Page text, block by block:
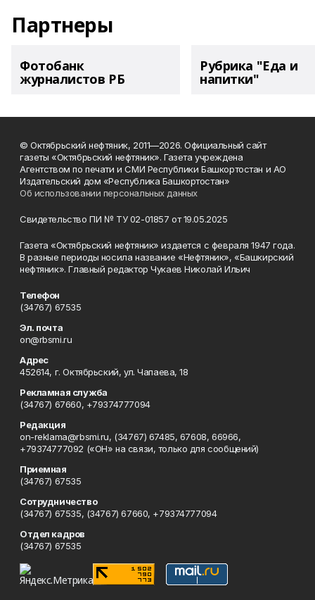
Партнеры
Фотобанк
журналистов РБ
Рубрика "Еда и
напитки"
© Октябрьский нефтяник, 2011—2026. Официальный сайт
газеты «Октябрьский нефтяник». Газета учреждена
Агентством по печати и СМИ Республики Башкортостан и АО
Издательский дом «Республика Башкортостан»
Об использовании персональных данных
Свидетельство ПИ № ТУ 02-01857 от 19.05.2025
Газета «Октябрьский нефтяник» издается с февраля 1947 года.
В разные периоды носила название «Нефтяник», «Башкирский
нефтяник». Главный редактор Чукаев Николай Ильич
Телефон
(34767) 67535
Эл. почта
on@rbsmi.ru
Адрес
452614, г. Октябрьский, ул. Чапаева, 18
Рекламная служба
(34767) 67660, +79374777094
Редакция
on-reklama@rbsmi.ru, (34767) 67485, 67608, 66966,
+79374777092 («ОН» на связи, только для сообщений)
Приемная
(34767) 67535
Сотрудничество
(34767) 67535, (34767) 67660, +79374777094
Отдел кадров
(34767) 67535